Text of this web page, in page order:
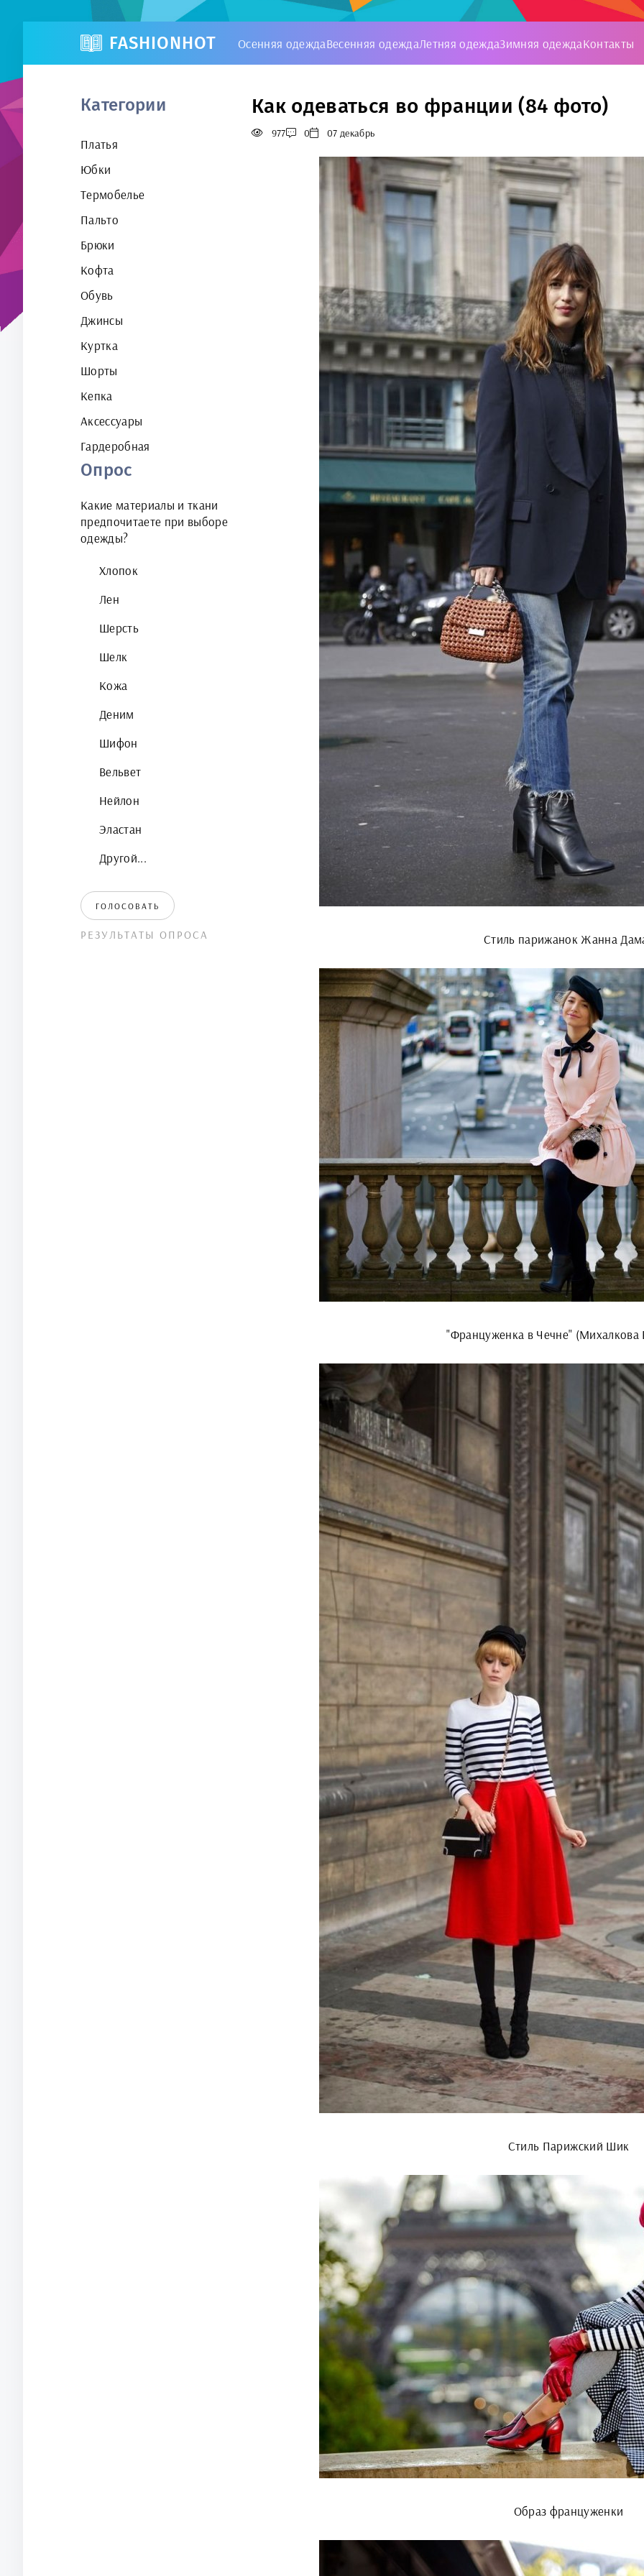
FASHIONHOT Осенняя одеждаВесенняя одеждаЛетняя одеждаЗимняя одеждаКонтакты
Категории
Платья
Юбки
Термобелье
Пальто
Брюки
Кофта
Обувь
Джинсы
Куртка
Шорты
Кепка
Аксессуары
Гардеробная
Опрос
Какие материалы и ткани
предпочитаете при выборе
одежды?
Хлопок
Лен
Шерсть
Шелк
Кожа
Деним
Шифон
Вельвет
Нейлон
Эластан
Другой...
ГОЛОСОВАТЬ
РЕЗУЛЬТАТЫ ОПРОСА
Как одеваться во франции (84 фото)
977 0 07 декабрь
Стиль парижанок Жанна
"Француженка в Чечне"
Стиль Парижский Шик
Образ француженки